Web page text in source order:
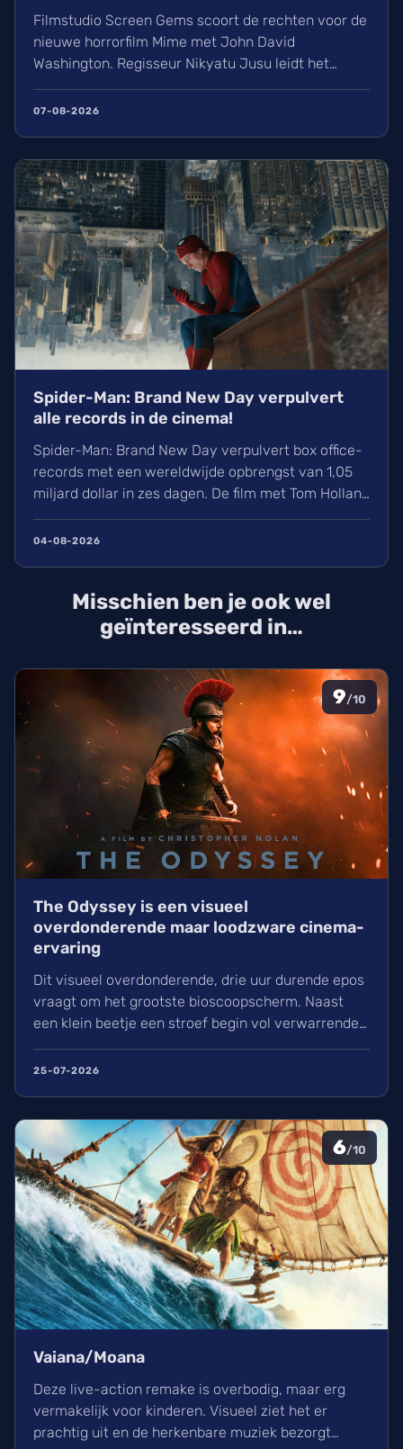
Filmstudio Screen Gems scoort de rechten voor de
nieuwe horrorfilm Mime met John David
Washington. Regisseur Nikyatu Jusu leidt het
bovennatuurlijke project. Ontdek ook het laatste
nieuws over streamingtoppers zoals Hit Man en
Thursday Murder Club.
07-08-2026
Spider-Man: Brand New Day verpulvert
alle records in de cinema!
Spider-Man: Brand New Day verpulvert box office-
records met een wereldwijde opbrengst van 1,05
miljard dollar in zes dagen. De film met Tom Holland
en Zendaya haalt hiermee bijna Avengers:
Endgame in. Volgens hollywoodreporter.com
IMAX-release.
04-08-2026
Misschien ben je ook wel
geïnteresseerd in…
9/10
The Odyssey is een visueel
overdonderende maar loodzware cinema-
ervaring
Dit visueel overdonderende, drie uur durende epos
vraagt om het grootste bioscoopscherm. Naast
een klein beetje een stroef begin vol verwarrende
flashbacks en wisselend acteerwerk, evolueert de
film in een indrukwekkend epos vol praktische
25-07-2026
6/10
Vaiana/Moana
Deze live-action remake is overbodig, maar erg
vermakelijk voor kinderen. Visueel ziet het er
prachtig uit en de herkenbare muziek bezorgt